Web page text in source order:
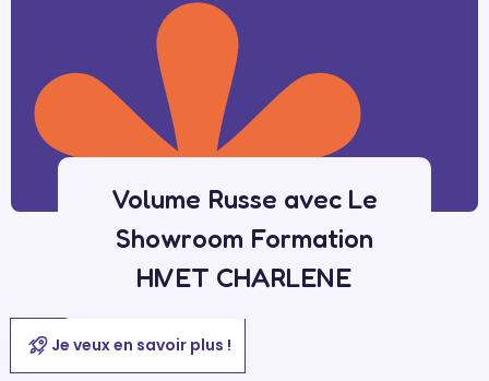
Volume Russe avec Le
Showroom Formation
HIVET CHARLENE
Je veux en savoir plus !